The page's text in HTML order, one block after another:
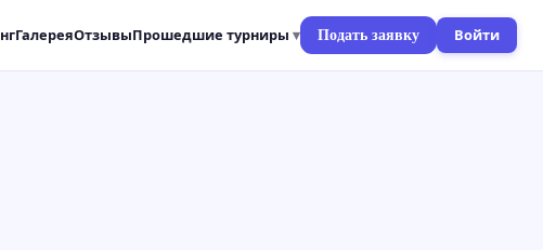
ГалереяОтзывыПрошедшие турниры Подать заявку Войти